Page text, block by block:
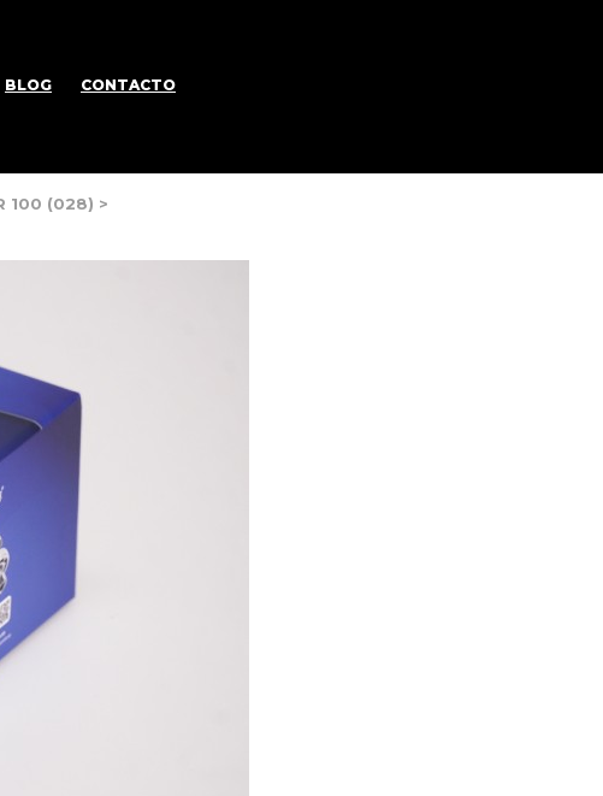
BLOG CONTACTO
100 (028) >